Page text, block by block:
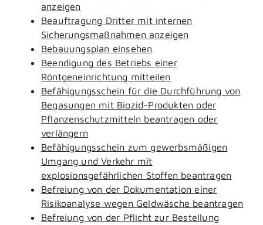
anzeigen
Beauftragung Dritter mit internen
Sicherungsmaßnahmen anzeigen
Bebauungsplan einsehen
Beendigung des Betriebs einer
Röntgeneinrichtung mitteilen
Befähigungsschein für die Durchführung von
Begasungen mit Biozid-Produkten oder
Pflanzenschutzmitteln beantragen oder
verlängern
Befähigungsschein zum gewerbsmäßigen
Umgang und Verkehr mit
explosionsgefährlichen Stoffen beantragen
Befreiung von der Dokumentation einer
Risikoanalyse wegen Geldwäsche beantragen
Befreiung von der Pflicht zur Bestellung